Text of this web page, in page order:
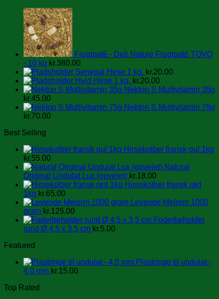
Frugtpaté - Deli Nature Frugtpaté TOVO
- 10 kg kr.380.00
Senegal Hirse 1 kg. kr.20.00
Hvid Hirse 1 kg. kr.20.00
Nekton S Multivitamin 35g
kr.45.00
Nekton S Multivitamin 75g
kr.70.00
Best Selling
Hirsekolber fransk gul 1kg
kr.55.00
Natural
Original Undulat Lux (opvejet) kr.18.00
Hirsekolber fransk rød
1kg kr.65.00
Levende Melorm 1000
gram kr.125.00
Foderbeholder
rund Ø 4,5 x 3,5 cm kr.5.00
Featured
Plastringe til undulat -
4,0 mm kr.15.00
Top Rated